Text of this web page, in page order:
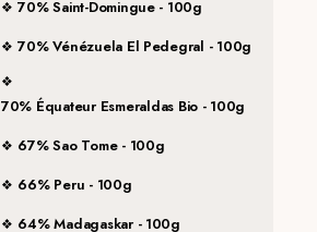
70% Saint-Domingue - 100g
70% Vénézuela El Pedegral - 100g
70% Équateur Esmeraldas Bio - 100g
67% Sao Tome - 100g
66% Peru - 100g
64% Madagaskar - 100g